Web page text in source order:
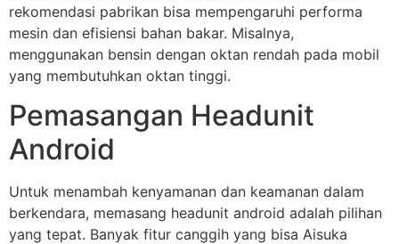
rekomendasi pabrikan bisa mempengaruhi performa
mesin dan efisiensi bahan bakar. Misalnya,
menggunakan bensin dengan oktan rendah pada mobil
yang membutuhkan oktan tinggi.
Pemasangan Headunit
Android
Untuk menambah kenyamanan dan keamanan dalam
berkendara, memasang headunit android adalah pilihan
yang tepat. Banyak fitur canggih yang bisa Aisuka